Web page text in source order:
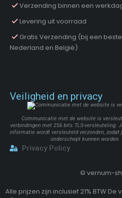
Verzending binnen een
Levering uit voorraad
Gratis Verzending (bij een
Nederland en België)
Veiligheid en privacy
Communicatie met de website is
verbindingen met 256 bits TLS-versleuteling.
informatie wordt versleuteld verzonden, zodat
onderschept kunnen worden.
Privacy Policy
© vernum-
Alle prijzen zijn inclusief 21% BTW